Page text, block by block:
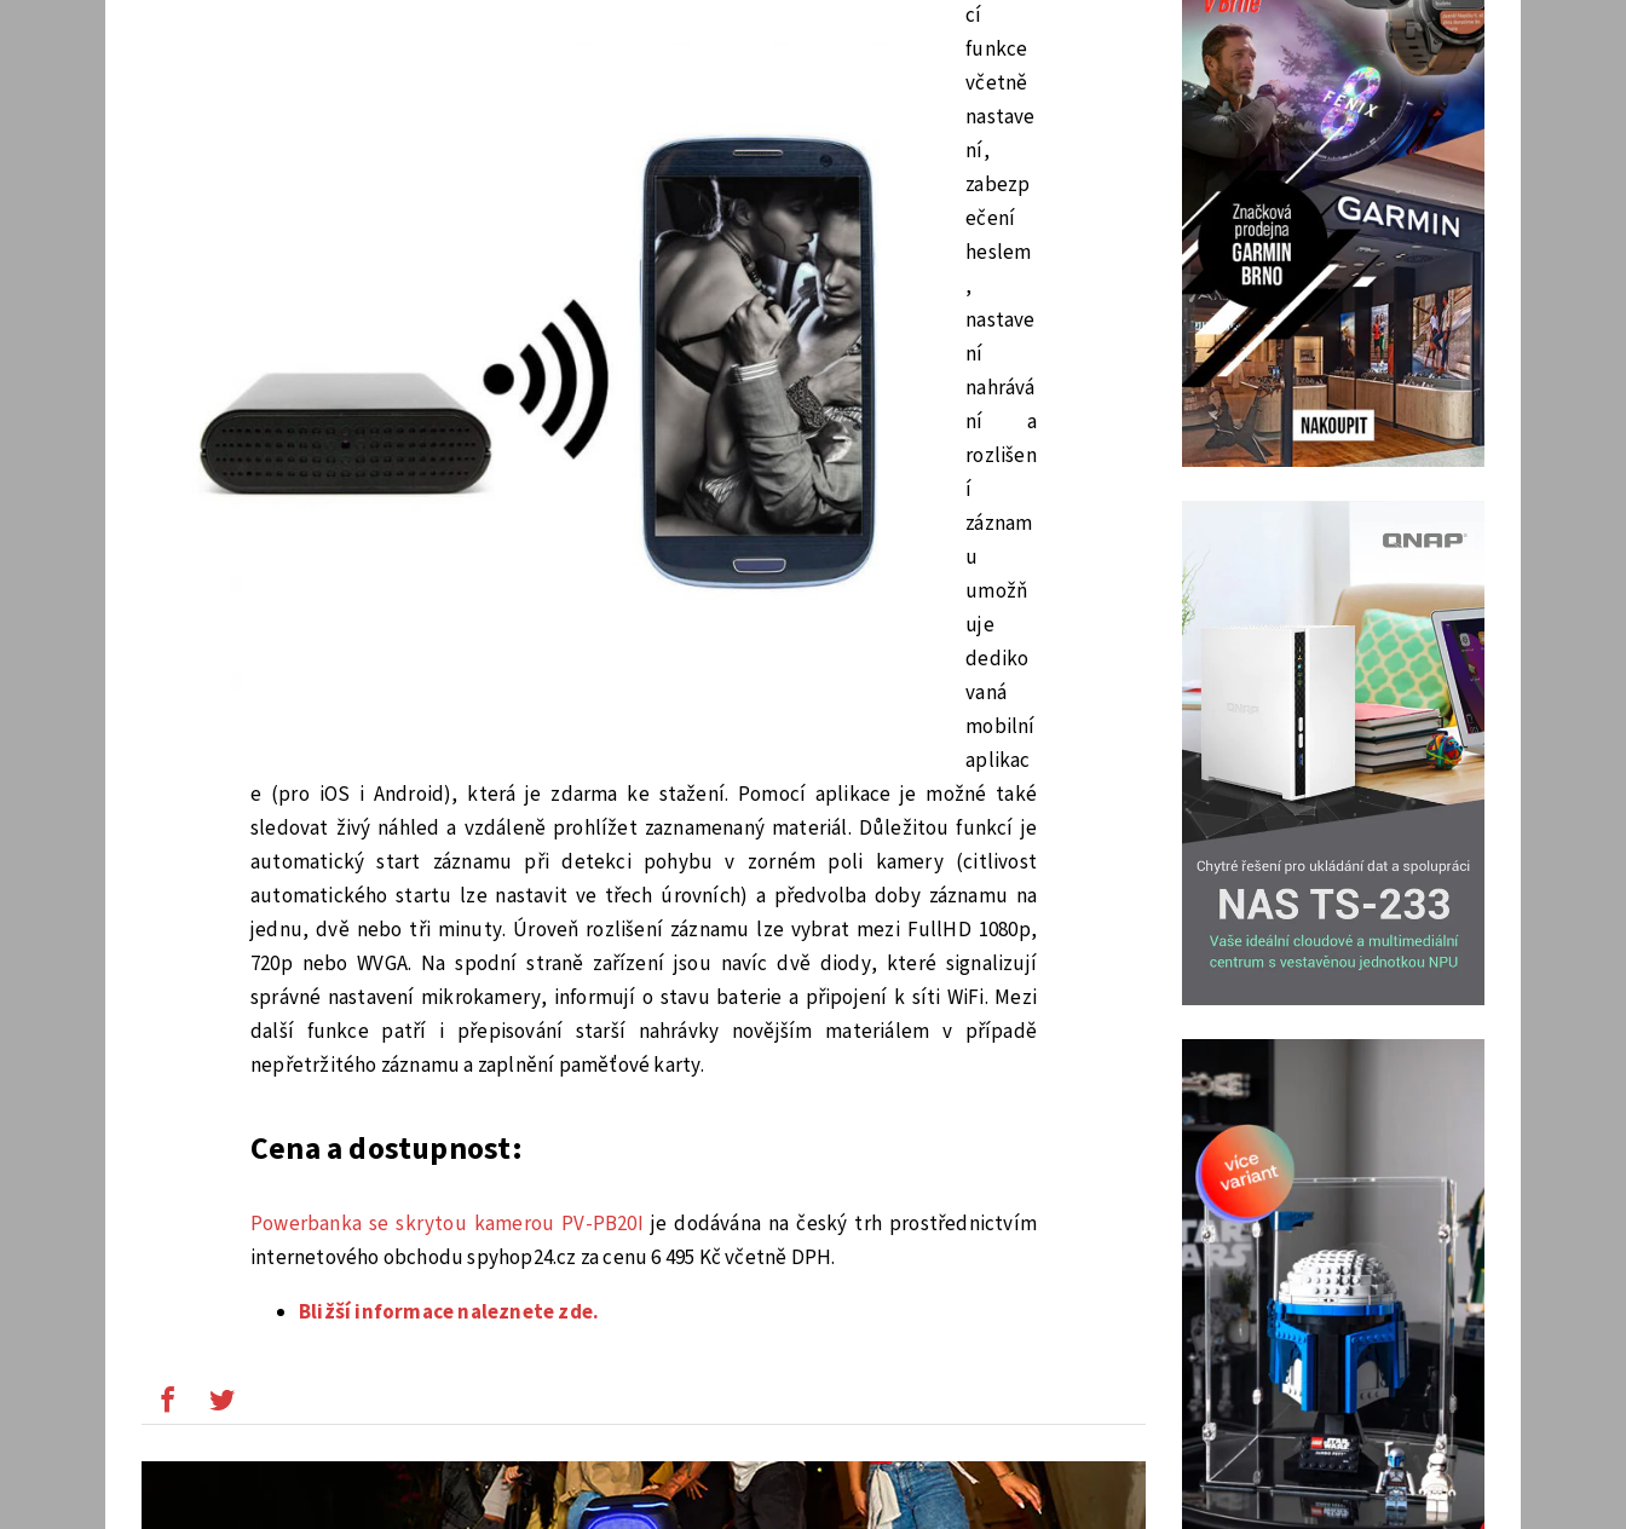
cí
funkce
včetně
nastave
ní,
zabezp
ečení
heslem
,
nastave
ní
nahrává
ní a
rozlišen
í
záznam
u
umožň
uje
dediko
vaná
mobilní
aplikac
e (pro iOS i Android), která je zdarma ke stažení. Pomocí aplikace je možné také
sledovat živý náhled a vzdáleně prohlížet zaznamenaný materiál. Důležitou funkcí je
automatický start záznamu při detekci pohybu v zorném poli kamery (citlivost
automatického startu lze nastavit ve třech úrovních) a předvolba doby záznamu na
jednu, dvě nebo tři minuty. Úroveň rozlišení záznamu lze vybrat mezi FullHD 1080p,
720p nebo WVGA. Na spodní straně zařízení jsou navíc dvě diody, které signalizují
správné nastavení mikrokamery, informují o stavu baterie a připojení k síti WiFi. Mezi
další funkce patří i přepisování starší nahrávky novějším materiálem v případě
nepřetržitého záznamu a zaplnění paměťové karty.
Cena a dostupnost:
Powerbanka se skrytou kamerou PV-PB20I je dodávána na český trh prostřednictvím
internetového obchodu spyhop24.cz za cenu 6 495 Kč včetně DPH.
Bližší informace naleznete zde.